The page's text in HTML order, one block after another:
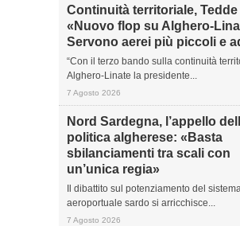
Continuità territoriale, Tedde
«Nuovo flop su Alghero-
Servono aerei più piccoli e
“Con il terzo bando sulla continuità
Alghero-Linate la presidente...
7 Agosto 2026
Nord Sardegna, l’appello
politica algherese: «Basta
sbilanciamenti tra scali con
un’unica regia»
Il dibattito sul potenziamento del
aeroportuale sardo si arricchisce...
7 Agosto 2026